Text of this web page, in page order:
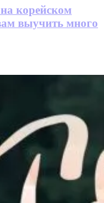
корейском
выучить много